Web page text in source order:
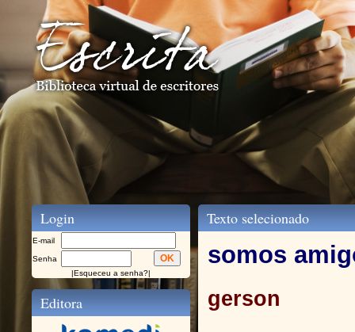
Login
E-mail
Senha
|Esqueceu a senha?|
Editora
Texto selecionado
somos
gerson